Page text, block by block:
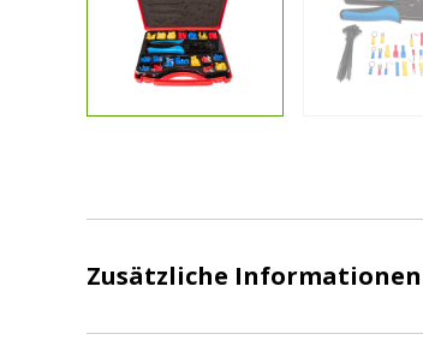
Zusätzliche Informationen